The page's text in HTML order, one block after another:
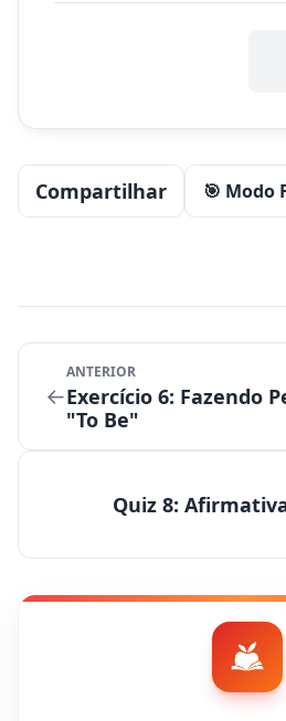
Compartilhar 🎯 Modo
←
ANTERIOR
Exercício 6: Fazendo
"To Be"
Quiz 8: